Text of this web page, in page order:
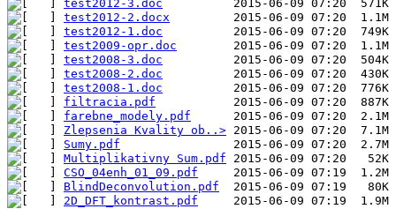
test2012-3.doc
test2012-2.docx
test2012-1.doc
test2009-opr.doc
test2008-3.doc
test2008-2.doc
test2008-1.doc
filtracia.pdf
farebne_modely.pdf
Zlepsenia Kvality ob..>
Sumy.pdf
Multiplikativny Sum.pdf
CSO_04enh_01_09.pdf
BlindDeconvolution.pdf
2D_DFT_kontrast.pdf